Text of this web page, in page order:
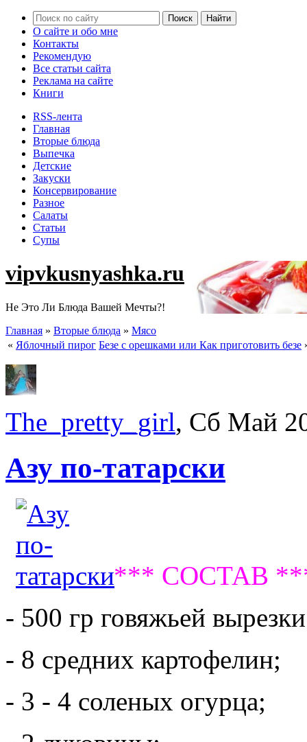
О сайте и обо мне
Контакты
Рекомендую
Все статьи сайта
Реклама на сайте
Книги
RSS-лента
Главная
Вторые блюда
Выпечка
Детские
Закуски
Консервирование
Разное
Салаты
Статьи
Супы
vipvkusnyashka.ru
Не Это Ли Блюда Вашей Мечты?!
Главная » Вторые блюда » Мясо
« Яблочный пирог Безе с орешками или Как приготовить безе
The_pretty_girl, Сб Май
Азу по-татарски
*** СОСТАВ
- 500 гр говяжьей
- 8 средних картофелин;
- 3 - 4 соленых огурца;